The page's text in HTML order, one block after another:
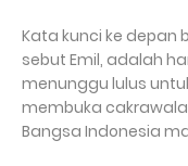
Kata kunci ke depan
sebut Emil, adalah
menunggu lulus
membuka
Bangsa Indonesia